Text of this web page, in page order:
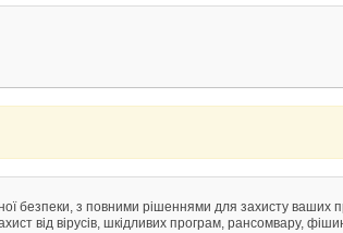
безпеки, з повними рішеннями для захисту ваших
від вірусів, шкідливих програм, рансомвару,